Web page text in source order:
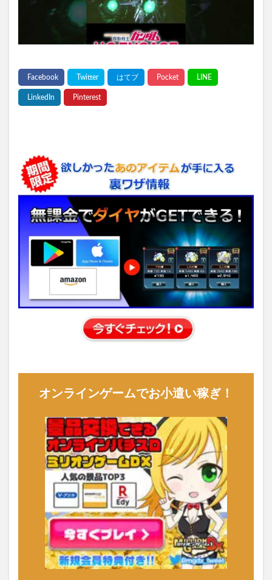
オンラインゲームでお小遣い稼ぎ！